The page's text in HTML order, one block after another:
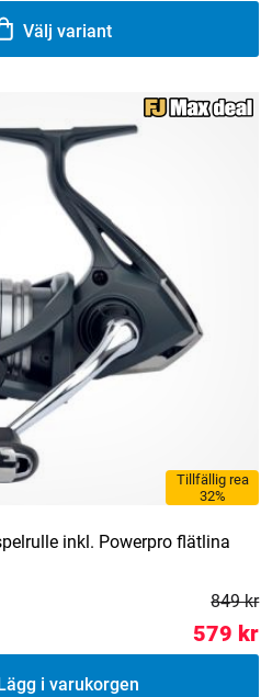
Välj variant
Tillfällig rea
32%
inkl. Powerpro flätlina
849 kr
579 kr
Lägg i varukorgen